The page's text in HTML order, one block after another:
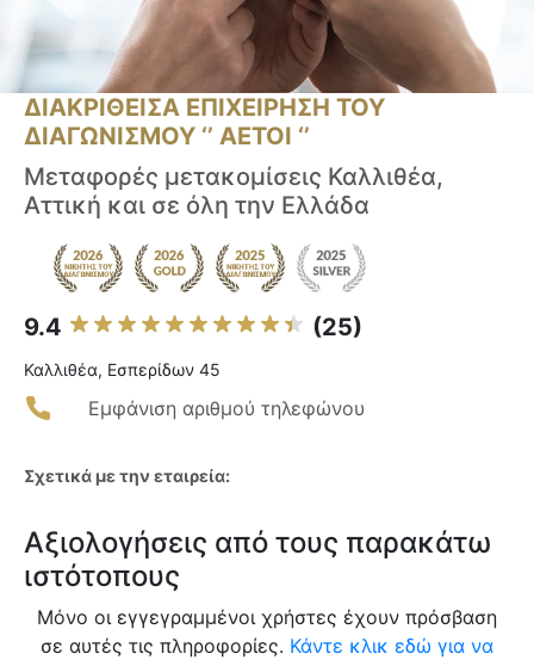
ΔΙΑΚΡΙΘΕΙΣΑ ΕΠΙΧΕΙΡΗΣΗ ΤΟΥ
ΔΙΑΓΩΝΙΣΜΟΥ ‘’ ΑΕΤΟΙ ‘’
Μεταφορές μετακομίσεις Καλλιθέα,
Αττική και σε όλη την Ελλάδα
9.4 (25)
Καλλιθέα, Εσπερίδων 45
Εμφάνιση αριθμού τηλεφώνου
Σχετικά με την εταιρεία:
Αξιολογήσεις από τους παρακάτω
ιστότοπους
Μόνο οι εγγεγραμμένοι χρήστες έχουν πρόσβαση
σε αυτές τις πληροφορίες. Κάντε κλικ εδώ για να